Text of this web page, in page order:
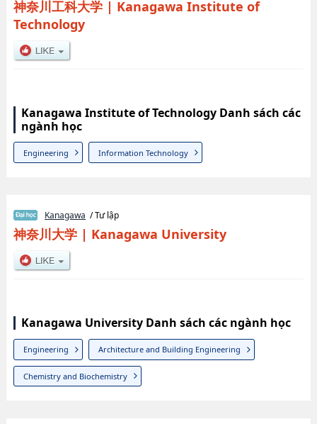
神奈川工科大学| Kanagawa Institute of
Technology
Kanagawa Institute of Technology Danh sách các
ngành học
Engineering Information Technology
Kanagawa / Tư lập
神奈川大学| Kanagawa University
Kanagawa University Danh sách các ngành học
Engineering Architecture and Building Engineering
Chemistry and Biochemistry